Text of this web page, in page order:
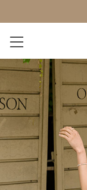
NEW 7%